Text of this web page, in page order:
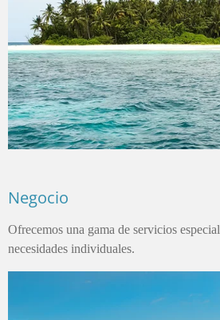
Negocio
Ofrecemos una gama de servicios
necesidades individuales.